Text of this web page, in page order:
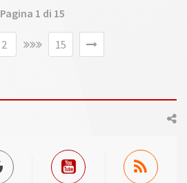
Pagina 1 di 15
2 15